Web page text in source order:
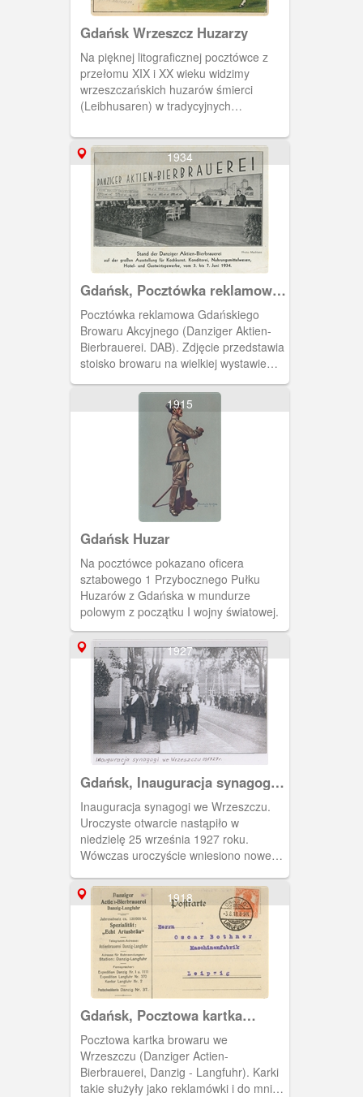
Gdańsk Wrzeszcz Huzarzy
Na pięknej litograficznej pocztówce z
przełomu XIX i XX wieku widzimy
wrzeszczańskich huzarów śmierci
(Leibhusaren) w tradycyjnych
1934
Gdańsk, Pocztówka reklamowa
browaru
Pocztówka reklamowa Gdańskiego
Browaru Akcyjnego (Danziger Aktien-
Bierbrauerei. DAB). Zdjęcie przedstawia
stoisko browaru na wielkiej wystawie
Wrzeszczu sięgają początków rozkwitu
osady dworskiej Kuźniczki (niem.
Kleinhammer) w XVI wieku. Wtedy to w
Kuźniczkach powstała osada dworska
wraz z parkiem, ogrodem oraz
obiektami gospodarczymi. W XVIII
wieku nad Stawem Parkowym powstał
niewielki drewniany browar.
1915
Gdańsk Huzar
Na pocztówce pokazano oficera
sztabowego 1 Przybocznego Pułku
Huzarów z Gdańska w mundurze
polowym z początku I wojny światowej.
1927
Gdańsk, Inauguracja synagogi
we Wrzeszczu
Inauguracja synagogi we Wrzeszczu.
Uroczyste otwarcie nastąpiło w
niedzielę 25 września 1927 roku.
Wówczas uroczyście wniesiono nowe
władze Gminy Synagogalnej, prezydent
policji, senatorzy Wolnego Miasta
Gdańska, nowe kierownictwo
Synagogen-Verein: przewodniczący
Richard Heidenfeld i zastępca
przewodniczącego Moritz Gelhar.
Modlitwy prowadził rabin Dawid Weiss
oraz Jakow Meir Sagalowicz, który
odmówił modlitwę w języku hebrajskim.
1918
Gdańsk, Pocztowa kartka
browaru
Pocztowa kartka browaru we
Wrzeszczu (Danziger Actien-
Bierbrauerei, Danzig - Langfuhr). Karki
takie służyły jako reklamówki i do mniej